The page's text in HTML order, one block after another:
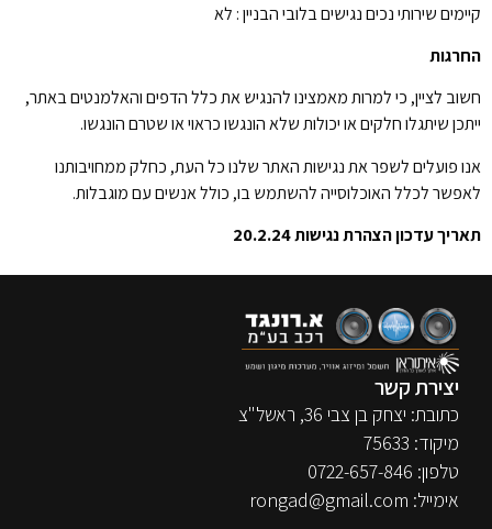
קיימים שירותי נכים נגישים בלובי הבניין : לא
החרגות
חשוב לציין, כי למרות מאמצינו להנגיש את כלל הדפים והאלמנטים באתר,
ייתכן שיתגלו חלקים או יכולות שלא הונגשו כראוי או שטרם הונגשו.
אנו פועלים לשפר את נגישות האתר שלנו כל העת, כחלק ממחויבותנו
לאפשר לכלל האוכלוסייה להשתמש בו, כולל אנשים עם מוגבלות.
תאריך עדכון הצהרת נגישות 20.2.24
יצירת קשר
כתובת: יצחק בן צבי 36, ראשל"צ
מיקוד: 75633
טלפון: 0722-657-846
אימייל: rongad@gmail.com